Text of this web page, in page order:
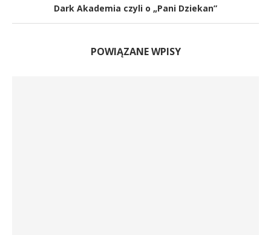
Dark Akademia czyli o „Pani Dziekan”
POWIĄZANE WPISY